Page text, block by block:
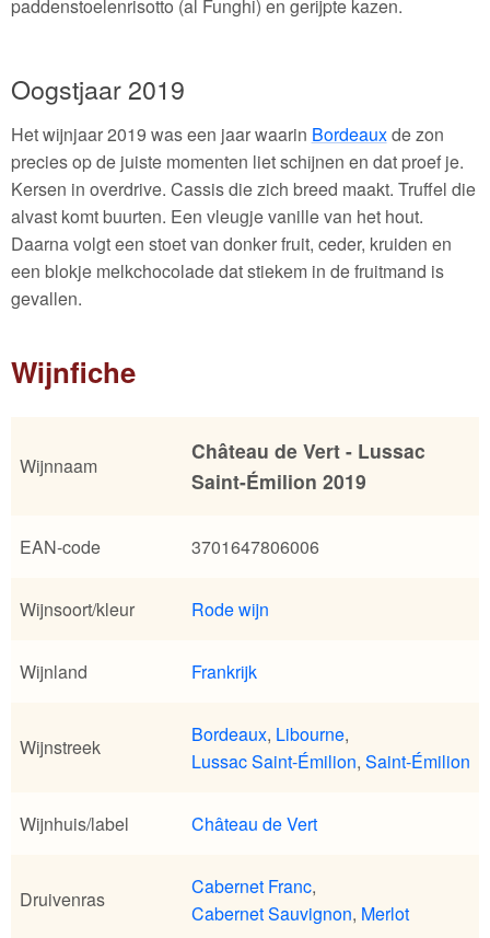
paddenstoelenrisotto (al Funghi) en gerijpte kazen.
Oogstjaar 2019
Het wijnjaar 2019 was een jaar waarin Bordeauxde zon
precies op de juiste momenten liet schijnen en dat proef je.
Kersen in overdrive. Cassis die zich breed maakt. Truffel die
alvast komt buurten. Een vleugje vanille van het hout.
Daarna volgt een stoet van donker fruit, ceder, kruiden en
een blokje melkchocolade dat stiekem in de fruitmand is
gevallen.
Wijnfiche
Wijnnaam
Château de Vert - Lussac
Saint-Émilion 2019
EAN-code 3701647806006
Wijnsoort/kleur Rode wijn
Wijnland Frankrijk
Wijnstreek
Bordeaux, Libourne,
Lussac Saint-Émilion, Saint-Émilion
Wijnhuis/label Château de Vert
Druivenras
Cabernet Franc,
Cabernet Sauvignon, Merlot